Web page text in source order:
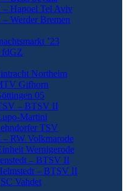
– Hapoel Tel Aviv
Werder Bremen
’23
fdGZ
Northeim
Gifhorn
05
– BTSV II
Martini
TSV
RW Volkmarode
Wernigerode
– BTSV II
– BTSV II
Vahdet